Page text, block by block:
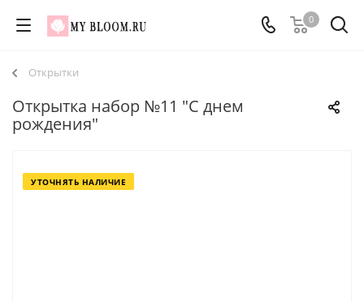
0
Открытки
Открытка набор №11 "С днем
рождения"
УТОЧНЯТЬ НАЛИЧИЕ